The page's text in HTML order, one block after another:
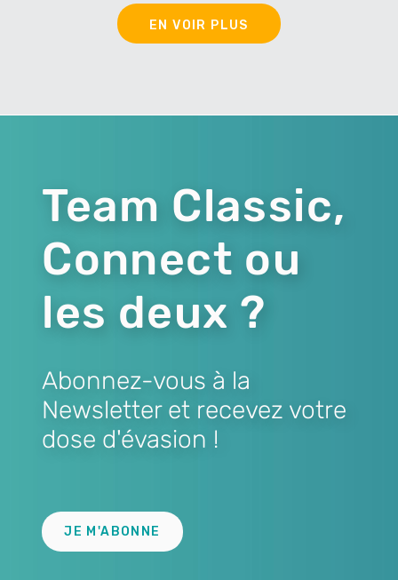
EN VOIR PLUS
Team Classic,
Connect ou
les deux ?
Abonnez-vous à la
Newsletter et recevez votre
dose d'évasion !
JE M'ABONNE